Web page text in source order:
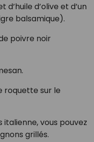
d’olive et d’un
balsamique).
poivre noir
roquette sur le
vous pouvez
grillés.